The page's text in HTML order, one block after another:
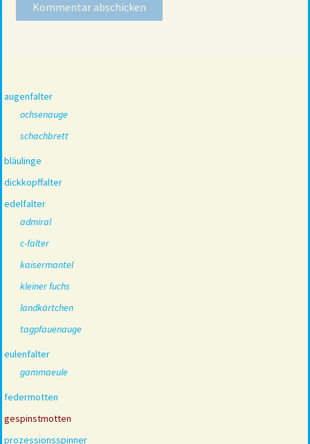
augenfalter
ochsenauge
schachbrett
bläulinge
dickkopffalter
edelfalter
admiral
c-falter
kaisermantel
kleiner fuchs
landkärtchen
tagpfauenauge
eulenfalter
gammaeule
federmotten
gespinstmotten
prozessionsspinner